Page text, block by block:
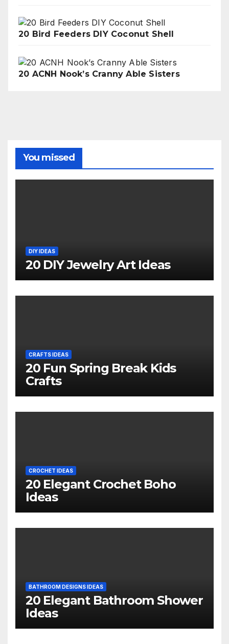
20 Bird Feeders DIY Coconut Shell
20 ACNH Nook’s Cranny Able Sisters
You missed
DIY IDEAS
20 DIY Jewelry Art Ideas
CRAFTS IDEAS
20 Fun Spring Break Kids
Crafts
CROCHET IDEAS
20 Elegant Crochet Boho
Ideas
BATHROOM DESIGNS IDEAS
20 Elegant Bathroom Shower
Ideas